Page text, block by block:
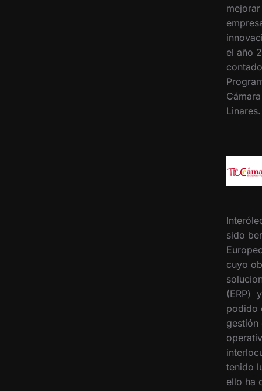
el año
sido
cuyo
(ERP)
podido
gestión
tenido
ello ha